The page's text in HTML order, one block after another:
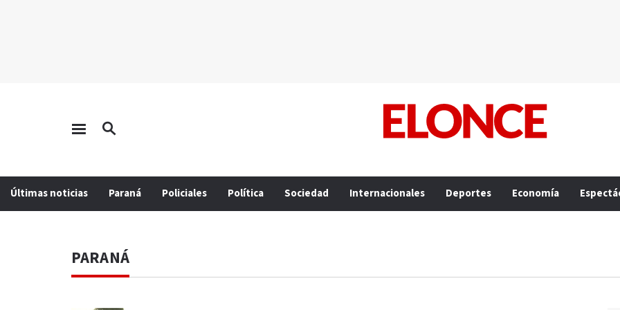
Últimas noticias Paraná Policiales Política Sociedad Internacionales Deportes Economía
PARANÁ